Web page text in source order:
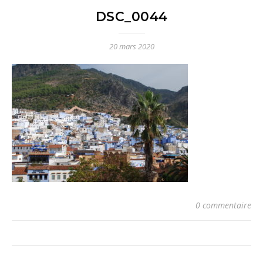
DSC_0044
20 mars 2020
0 commentaire